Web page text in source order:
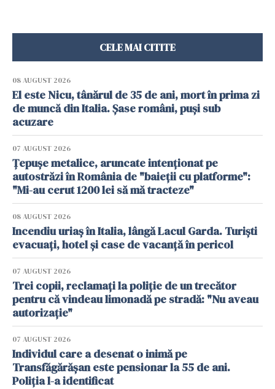
CELE MAI CITITE
08 AUGUST 2026
El este Nicu, tânărul de 35 de ani, mort în prima zi
de muncă din Italia. Șase români, puși sub
acuzare
07 AUGUST 2026
Țepușe metalice, aruncate intenționat pe
autostrăzi în România de "baieții cu platforme":
"Mi-au cerut 1200 lei să mă tracteze"
08 AUGUST 2026
Incendiu uriaș în Italia, lângă Lacul Garda. Turiști
evacuați, hotel și case de vacanță în pericol
07 AUGUST 2026
Trei copii, reclamați la poliție de un trecător
pentru că vindeau limonadă pe stradă: "Nu aveau
autorizație"
07 AUGUST 2026
Individul care a desenat o inimă pe
Transfăgărășan este pensionar la 55 de ani.
Poliția l-a identificat